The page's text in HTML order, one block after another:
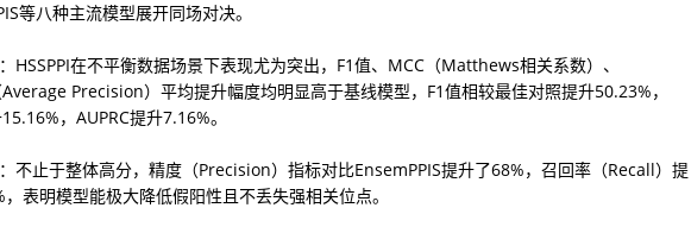
等八种主流模型展开同场对决。
：HSSPPI在不平衡数据场景下表现尤为突出，F1值、MCC（Matthews相关系数）、
Average Precision）平均提升幅度均明显高于基线模型，F1值相较最佳对照提升50.23%，
，AUPRC提升7.16%。
：不止于整体高分，精度（Precision）指标对比EnsemPPIS提升了68%，召回率（Recall）提
表明模型能极大降低假阳性且不丢失强相关位点。